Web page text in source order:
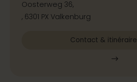
Oosterweg 36,
, 6301 PX Valkenburg
Contact & itinéraire